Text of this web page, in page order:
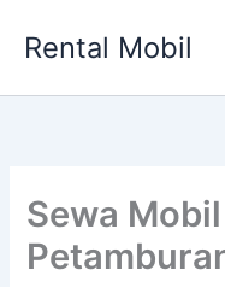
Rental Mobil
Sewa